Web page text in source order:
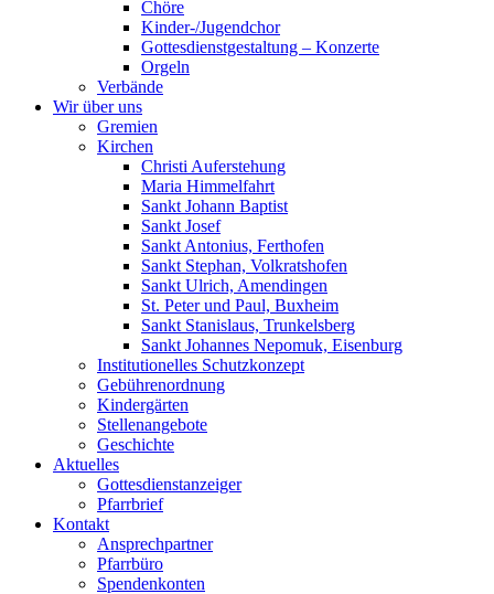
Chöre
Kinder-/Jugendchor
Gottesdienstgestaltung – Konzerte
Orgeln
Verbände
Wir über uns
Gremien
Kirchen
Christi Auferstehung
Maria Himmelfahrt
Sankt Johann Baptist
Sankt Josef
Sankt Antonius, Ferthofen
Sankt Stephan, Volkratshofen
Sankt Ulrich, Amendingen
St. Peter und Paul, Buxheim
Sankt Stanislaus, Trunkelsberg
Sankt Johannes Nepomuk, Eisenburg
Institutionelles Schutzkonzept
Gebührenordnung
Kindergärten
Stellenangebote
Geschichte
Aktuelles
Gottesdienstanzeiger
Pfarrbrief
Kontakt
Ansprechpartner
Pfarrbüro
Spendenkonten